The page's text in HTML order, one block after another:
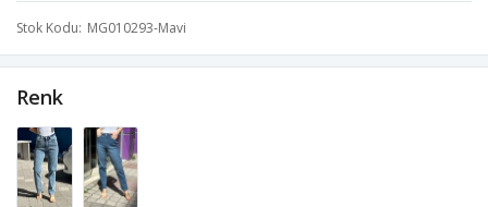
Stok Kodu MG010293-Mavi
Renk